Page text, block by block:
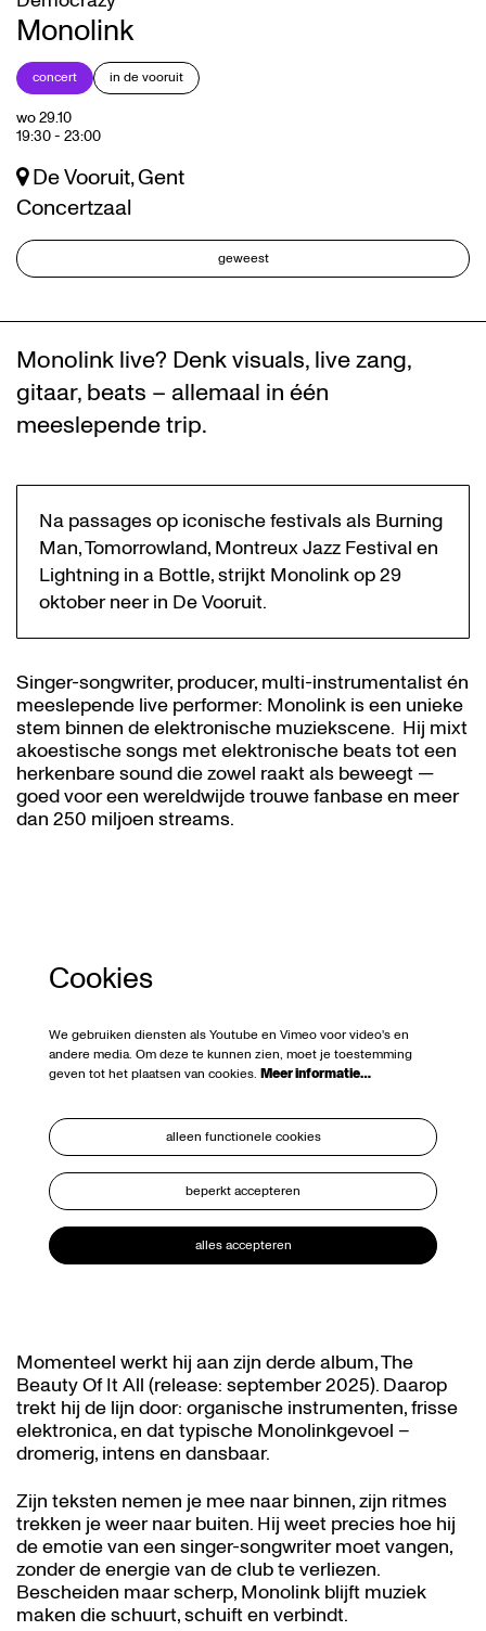
Monolink
concert in de vooruit
wo 29.10
19:30- 23:00
De Vooruit, Gent
Concertzaal
geweest
Monolink live? Denk visuals, live zang,
gitaar, beats – allemaal in één
meeslepende trip.
Singer-songwriter, producer, multi-instrumentalist én
meeslepende live performer: Monolink is een unieke
stem binnen de elektronische muziekscene. Hij mixt
akoestische songs met elektronische beats tot een
herkenbare sound die zowel raakt als beweegt —
goed voor een wereldwijde trouwe fanbase en meer
dan 250 miljoen streams.
Na passages op iconische festivals als Burning
Man, Tomorrowland, Montreux Jazz Festival en
Lightning in a Bottle, strijkt Monolink op 29
oktober neer in De Vooruit.
Cookies
We gebruiken diensten als Youtube en Vimeo voor video's en
andere media. Om deze te kunnen zien, moet je toestemming
geven tot het plaatsen van cookies. Meer informatie…
alleen functionele cookies
beperkt accepteren
alles accepteren
Momenteel werkt hij aan zijn derde album, The
Beauty Of It All (release: september 2025). Daarop
trekt hij de lijn door: organische instrumenten, frisse
elektronica, en dat typische Monolinkgevoel –
dromerig, intens en dansbaar.
Zijn teksten nemen je mee naar binnen, zijn ritmes
trekken je weer naar buiten. Hij weet precies hoe hij
de emotie van een singer-songwriter moet vangen,
zonder de energie van de club te verliezen.
Bescheiden maar scherp, Monolink blijft muziek
maken die schuurt, schuift en verbindt.